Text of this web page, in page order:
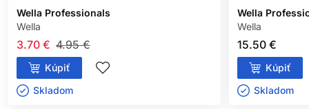
Wella Professionals
Wella
4.95 €
3.70 €
Kúpiť
Skladom ㅤ
Wella
Wella
15.50 €
Kúpiť
Skladom ㅤ